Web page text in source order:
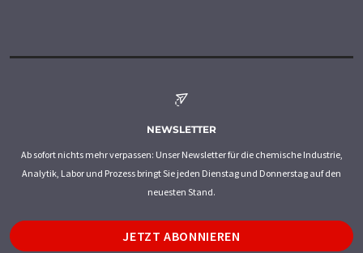
NEWSLETTER
Ab sofort nichts mehr verpassen: Unser Newsletter für die chemische Industrie,
Analytik, Labor und Prozess bringt Sie jeden Dienstag und Donnerstag auf den
neuesten Stand.
JETZT ABONNIEREN